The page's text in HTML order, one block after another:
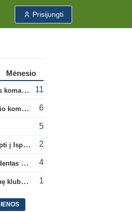
Prisijungti
Mėnesio
Rodri apsisprendė dėl naujos komandos
11
A. Tapinas: „Iš europinio lygio komandos gavom gerų pamokų“ 6
5
C. Romero karjera gali pakrypti į Ispaniją 2
Argentinos federacijos prezidentas C. Tapia negailėjo pagyrų G. Infantino 4
Oficialu: „Leeds“ už rekordinę klubui sumą įsigijo Anglijos rinktinės vartininką 1